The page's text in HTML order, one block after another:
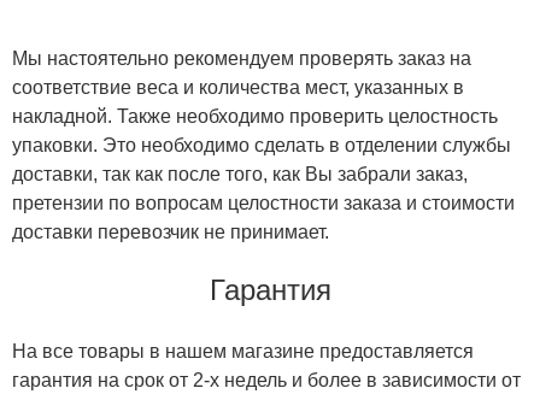
Мы настоятельно рекомендуем проверять заказ на
соответствие веса и количества мест, указанных в
накладной. Также необходимо проверить целостность
упаковки. Это необходимо сделать в отделении службы
доставки, так как после того, как Вы забрали заказ,
претензии по вопросам целостности заказа и стоимости
доставки перевозчик не принимает.
Гарантия
На все товары в нашем магазине предоставляется
гарантия на срок от 2-х недель и более в зависимости от